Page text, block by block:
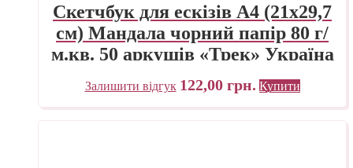
Скетчбук для ескізів А4 (21х29,7
см) Мандала чорний папір 80 г/
м.кв. 50 аркушів «Трек» Україна
Залишити відгук 122,00 грн. Купити